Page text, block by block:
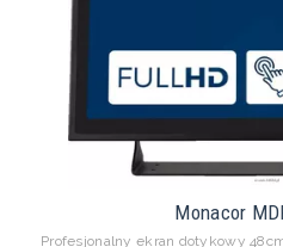
Monacor
Profesjonalny ekran dotykowy